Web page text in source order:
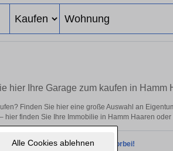
Alle Cookies ablehnen
hier Ihre Garage zum kaufen in Hamm
Finden Sie hier eine große Auswahl an
hier finden Sie Ihre Immobilie in Hamm Haaren oder
Schauen Sie bald wieder vorbei!